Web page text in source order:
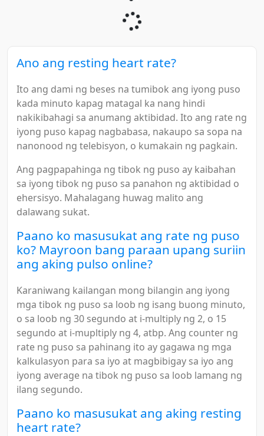
Ano ang resting heart rate?
Ito ang dami ng beses na tumibok ang iyong puso
kada minuto kapag matagal ka nang hindi
nakikibahagi sa anumang aktibidad. Ito ang rate ng
iyong puso kapag nagbabasa, nakaupo sa sopa na
nanonood ng telebisyon, o kumakain ng pagkain.
Ang pagpapahinga ng tibok ng puso ay kaibahan
sa iyong tibok ng puso sa panahon ng aktibidad o
ehersisyo. Mahalagang huwag malito ang
dalawang sukat.
Paano ko masusukat ang rate ng puso
ko? Mayroon bang paraan upang suriin
ang aking pulso online?
Karaniwang kailangan mong bilangin ang iyong
mga tibok ng puso sa loob ng isang buong minuto,
o sa loob ng 30 segundo at i-multiply ng 2, o 15
segundo at i-mupltiply ng 4, atbp. Ang counter ng
rate ng puso sa pahinang ito ay gagawa ng mga
kalkulasyon para sa iyo at magbibigay sa iyo ang
iyong average na tibok ng puso sa loob lamang ng
ilang segundo.
Paano ko masusukat ang aking resting
heart rate?